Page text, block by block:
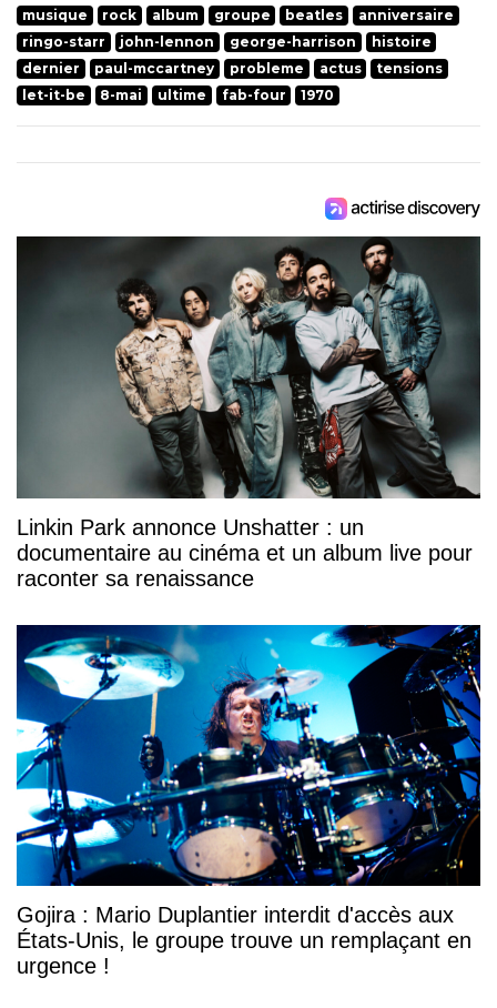
musique rock album groupe beatles
anniversaire
ringo-starr
john-lennon george-harrison
histoire
dernier
paul-mccartney probleme actus
tensions
let-it-be
8-mai ultime fab-four 1970
Linkin Park annonce Unshatter : un
documentaire au cinéma et un album live pour
raconter sa renaissance
Gojira : Mario Duplantier interdit d'accès aux
États-Unis, le groupe trouve un remplaçant en
urgence !